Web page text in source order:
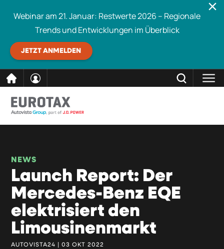
Inhalt
Webinar am 21. Januar: Restwerte 2026 – Regionale
Trends und Entwicklungen im Überblick
JETZT ANMELDEN
NEWS
Launch Report: Der
Mercedes-Benz EQE
elektrisiert den
Limousinenmarkt
AUTOVISTA24 | 03 OKT 2022